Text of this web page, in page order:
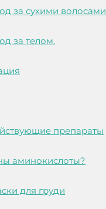
за сухими волосами
за телом.
препараты
аминокислоты?
для груди